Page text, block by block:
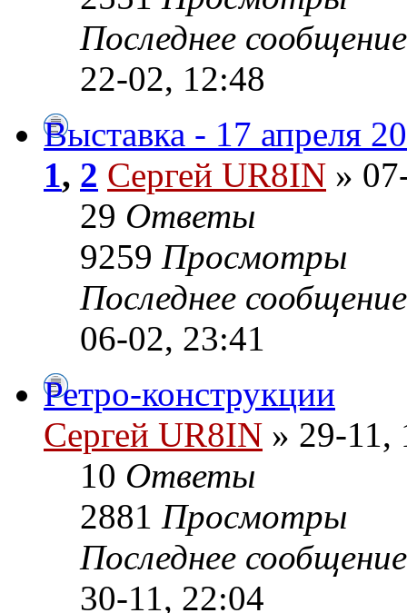
Последнее
22-02, 12:48
Выставка - 17 апреля
1, 2 Сергей UR8IN »
29 Ответы
9259 Просмотры
Последнее
06-02, 23:41
Ретро-конструкции
Сергей UR8IN » 29-11,
10 Ответы
2881 Просмотры
Последнее
30-11, 22:04